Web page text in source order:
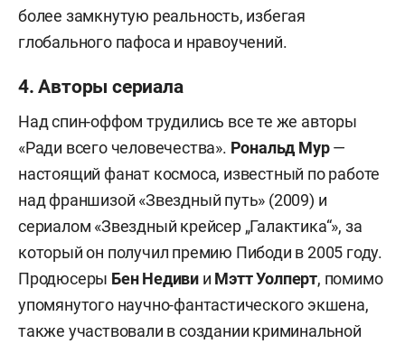
более замкнутую реальность, избегая
глобального пафоса и нравоучений.
4. Авторы сериала
Над спин-оффом трудились все те же авторы
«Ради всего человечества». Рональд Мур—
настоящий фанат космоса, известный по работе
над франшизой «Звездный путь» (2009) и
сериалом «Звездный крейсер „Галактика“», за
который он получил премию Пибоди в 2005 году.
Продюсеры Бен Недиви и Мэтт Уолперт, помимо
упомянутого научно-фантастического экшена,
также участвовали в создании криминальной